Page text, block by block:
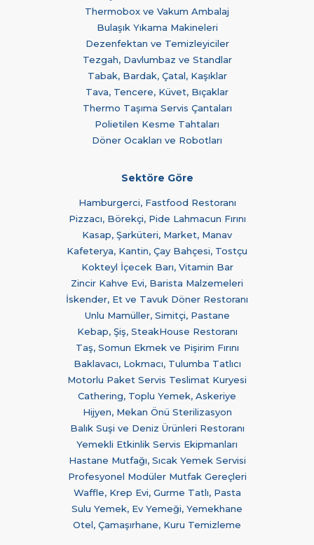
Thermobox ve Vakum Ambalaj
Bulaşık Yıkama Makineleri
Dezenfektan ve Temizleyiciler
Tezgah, Davlumbaz ve Standlar
Tabak, Bardak, Çatal, Kaşıklar
Tava, Tencere, Küvet, Bıçaklar
Thermo Taşıma Servis Çantaları
Polietilen Kesme Tahtaları
Döner Ocakları ve Robotları
Sektöre Göre
Hamburgerci, Fastfood Restoranı
Pizzacı, Börekçi, Pide Lahmacun Fırını
Kasap, Şarküteri, Market, Manav
Kafeterya, Kantin, Çay Bahçesi, Tostçu
Kokteyl İçecek Barı, Vitamin Bar
Zincir Kahve Evi, Barista Malzemeleri
İskender, Et ve Tavuk Döner Restoranı
Unlu Mamüller, Simitçi, Pastane
Kebap, Şiş, SteakHouse Restoranı
Taş, Somun Ekmek ve Pişirim Fırını
Baklavacı, Lokmacı, Tulumba Tatlıcı
Motorlu Paket Servis Teslimat Kuryesi
Cathering, Toplu Yemek, Askeriye
Hijyen, Mekan Önü Sterilizasyon
Balık Suşi ve Deniz Ürünleri Restoranı
Yemekli Etkinlik Servis Ekipmanları
Hastane Mutfağı, Sıcak Yemek Servisi
Profesyonel Modüler Mutfak Gereçleri
Waffle, Krep Evi, Gurme Tatlı, Pasta
Sulu Yemek, Ev Yemeği, Yemekhane
Otel, Çamaşırhane, Kuru Temizleme